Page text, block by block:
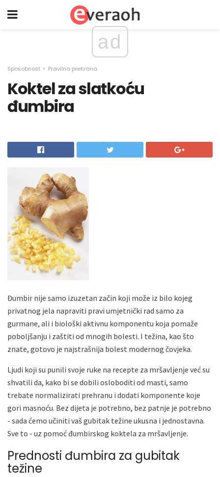
ad
Sposobnost Pravilna prehrana
Koktel za slatkoću
đumbira
Đumbir nije samo izuzetan začin koji može iz bilo kojeg
privatnog jela napraviti pravi umjetnički rad samo za
gurmane, ali i biološki aktivnu komponentu koja pomaže
poboljšanju i zaštiti od mnogih bolesti. I težina, kao što
znate, gotovo je najstrašnija bolest modernog čovjeka.
Ljudi koji su punili svoje ruke na recepte za mršavljenje već su
shvatili da, kako bi se dobili osloboditi od masti, samo
trebate normalizirati prehranu i dodati komponente koje
gori masnoću. Bez dijeta je potrebno, bez patnje je potrebno
- sada ćemo učiniti vaš gubitak težine ukusna i jednostavna.
Sve to - uz pomoć đumbirskog koktela za mršavljenje.
Prednosti đumbira za gubitak
težine